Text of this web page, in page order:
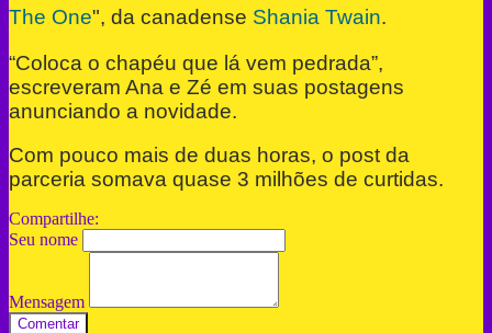
The One", da canadense Shania Twain.
“Coloca o chapéu que lá vem pedrada”,
escreveram Ana e Zé em suas postagens
anunciando a novidade.
Com pouco mais de duas horas, o post da
parceria somava quase 3 milhões de curtidas.
Compartilhe:
Seu nome
Mensagem
Comentar